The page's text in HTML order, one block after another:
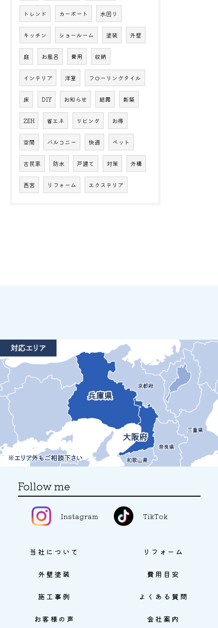
トレンド カーポート 水回り
キッチン ショールーム 塗装 外壁
庭 お風呂 費用 収納
インテリア 洋室 フローリングタイル
床 DIY お知らせ 結露 新築
ZEH 省エネ リビング お得
空間 バルコニー 快適 ペット
古民家 防水 戸建て 対策 外構
西宮 リフォーム エクステリア
Follow me
Instagram TikTok
当社について リフォーム
外壁塗装 費用目安
施工事例 よくある質問
お客様の声 会社案内